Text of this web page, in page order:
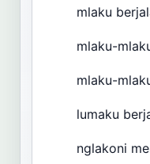
mlaku
mlaku-
mlaku-
lumaku
nglakoni